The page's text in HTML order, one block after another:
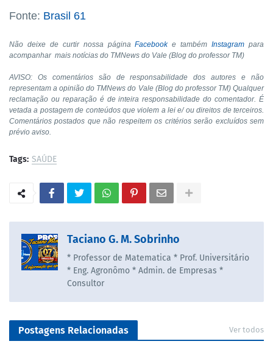
Fonte: Brasil 61
Não deixe de curtir nossa páginaFacebooke tambémInstagram para
acompanhar mais notícias do TMNews do Vale (Blog do professor TM)
AVISO: Os comentários são de responsabilidade dos autores e não
representam a opinião do TMNews do Vale (Blog do professor TM) Qualquer
reclamação ou reparação é de inteira responsabilidade do comentador. É
vetada a postagem de conteúdos que violem a lei e/ ou direitos de terceiros.
Comentários postados que não respeitem os critérios serão excluídos sem
prévio aviso.
Tags: SAÚDE
Taciano G. M. Sobrinho
* Professor de Matematica * Prof. Universitário
* Eng. Agronômo * Admin. de Empresas *
Consultor
Postagens Relacionadas Ver todos